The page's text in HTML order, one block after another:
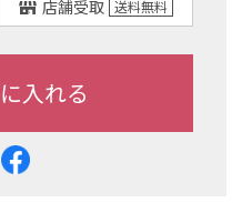
店舗受取 送料無料